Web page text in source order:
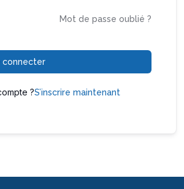
Mot de passe oublié ?
connecter
?S’inscrire maintenant